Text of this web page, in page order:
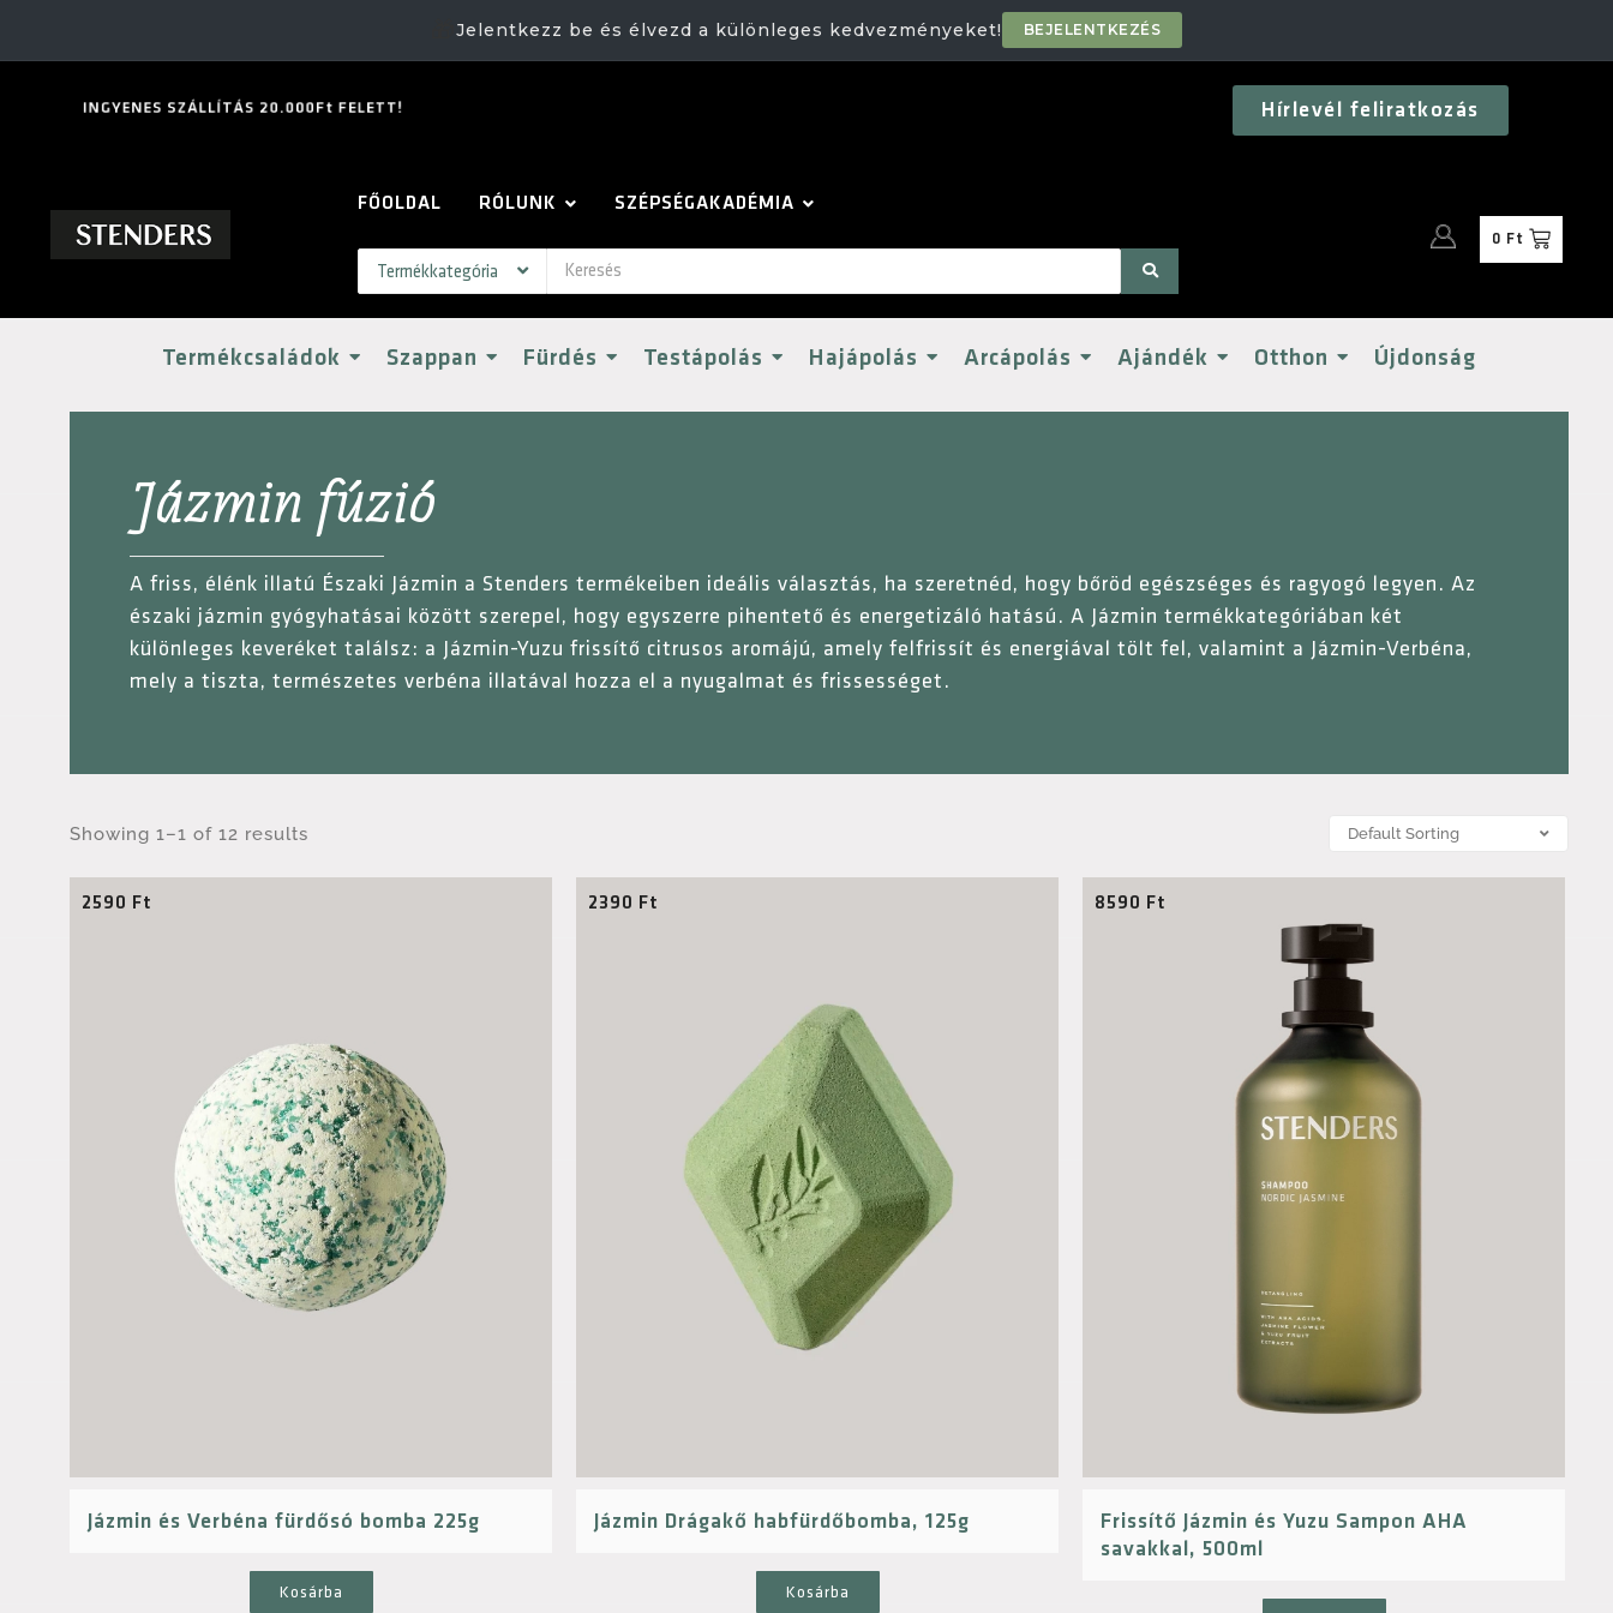
Jelentkezz be és élvezd a különleges kedvezményeket! BEJELENTKEZÉS
NGYENES SZÁLLÍTÁS 20.000Ft FELETT Hírlevél feliratkozás
FŐOLDAL RÓLUNK SZÉPSÉGAKADÉMIA
0 Ft
Termékcsaládok Szappan Fürdés Testápolás Hajápolás Arcápolás Ajándék Otthon Újdonság
Jázmin fúzió
A friss, élénk illatú Északi Jázmin a Stenders termékeiben ideális választás, ha szeretnéd, hogy bőröd egészséges és ragyogó legyen. Az
északi jázmin gyógyhatásai között szerepel, hogy egyszerre pihentető és energetizáló hatású. A Jázmin termékkategóriában két
különleges keveréket találsz: a Jázmin-Yuzu frissítő citrusos aromájú, amely felfrissít és energiával tölt fel, valamint a Jázmin-Verbéna,
mely a tiszta, természetes verbéna illatával hozza el a nyugalmat és frissességet.
Showing 1–1 of 12 results
2590 Ft
Jázmin és Verbéna fürdősó bomba 225g
Kosárba
2390 Ft
Jázmin Drágakő habfürdőbomba, 125g
Kosárba
8590 Ft
Frissítő Jázmin és Yuzu Sampon AHA
savakkal, 500ml